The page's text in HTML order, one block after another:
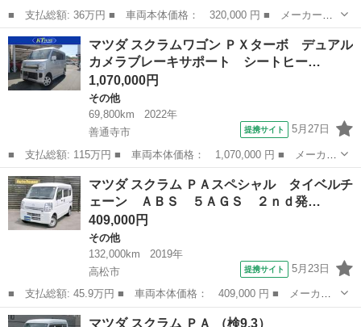
■ 支払総額: 36万円 ■ 車両本体価格： 320,000 円 ■ メーカー
名： マツダ ■ 車種名： フレアワゴン ■ グレード名： ＩＳリ
ミテッド バックモニターカメラ 左側パワースライドドア／両側ス
ライド オートエ...
香川 観音寺市 その他
マツダ スクラムワゴン ＰＸターボ デュアル
カメラブレーキサポート シートヒー…
1,070,000円
その他
69,800km
2022年
善通寺市
提携サイト 5月27日
■ 支払総額: 115万円 ■ 車両本体価格： 1,070,000 円 ■ メーカー
名： マツダ ■ 車種名： スクラムワゴン ■ グレード名： ＰＸ
ターボ デュアルカメラブレーキサポート シートヒーター オート
ライト タ...
香川 善通寺市 その他
マツダ スクラム ＰＡスペシャル タイベルチ
ェーン ＡＢＳ ５ＡＧＳ ２ｎｄ発…
409,000円
その他
132,000km
2019年
高松市
提携サイト 5月23日
■ 支払総額: 45.9万円 ■ 車両本体価格： 409,000 円 ■ メーカー
名： マツダ ■ 車種名： スクラム ■ グレード名： ＰＡスペシ
香川 高松市 その他
マツダ スクラム ＰＡ （検9.3）